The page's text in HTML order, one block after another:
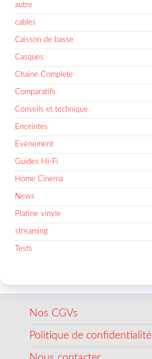
autre
cables
Caisson de basse
Casques
Chaine Complete
Comparatifs
Conseils et technique
Enceintes
Evènement
Guides Hi-Fi
Home Cinema
News
Platine vinyle
streaming
Tests
Nos CGVs
Politique de confidentialité